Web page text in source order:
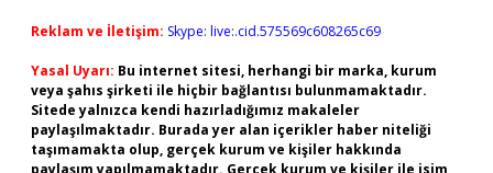
Reklam ve İletişim: Skype: live:.cid.575569c608265c69
Yasal Uyarı: Bu internet sitesi, herhangi bir marka, kurum
veya şahıs şirketi ile hiçbir bağlantısı bulunmamaktadır.
Sitede yalnızca kendi hazırladığımız makaleler
paylaşılmaktadır. Burada yer alan içerikler haber niteliği
taşımamakta olup, gerçek kurum ve kişiler hakkında
paylaşım yapılmamaktadır. Gerçek kurum ve kişiler ile isim